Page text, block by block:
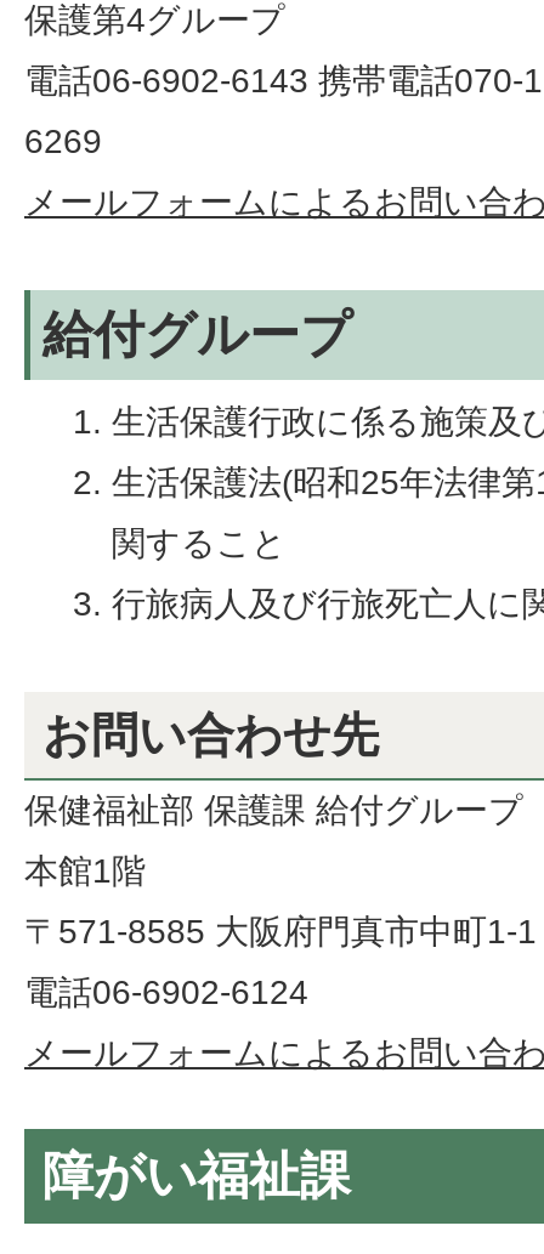
保護第4グループ
電話06-6902-6143 携帯電話070-
6269
メールフォームによるお問い合
給付グループ
生活保護行政に係る施策及
生活保護法(昭和25年法律
関すること
行旅病人及び行旅死亡人に
お問い合わせ先
保健福祉部 保護課 給付グループ
本館1階
〒571-8585 大阪府門真市中町1-1
電話06-6902-6124
メールフォームによるお問い合
障がい福祉課